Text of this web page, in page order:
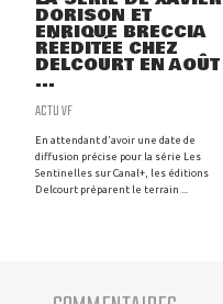
DORISON ET
ENRIQUE BRECCIA
RÉÉDITÉE CHEZ
DELCOURT EN AOÛT
...
ACTU VF
En attendant d'avoir une date de
diffusion précise pour la série Les
Sentinelles sur Canal+, les éditions
Delcourt préparent le terrain ...